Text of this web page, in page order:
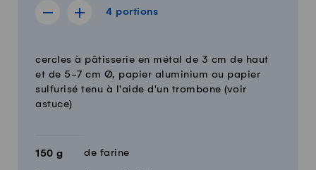
4 portions
Afficher la recette de 3 portions
Afficher la recette de 5 portions
4 portions
QuantitéIngrédients
cercles à pâtisserie en métal de 3 cm de haut
et de 5-7 cm Ø, papier aluminium ou papier
sulfurisé tenu à l'aide d'un trombone (voir
astuce)
150 g de farine